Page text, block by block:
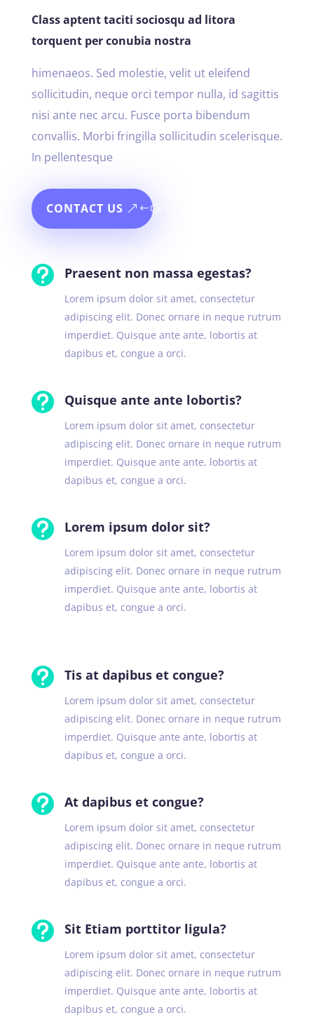
Class aptent taciti sociosqu ad litora
torquent per conubia nostra
himenaeos. Sed molestie, velit ut eleifend
sollicitudin, neque orci tempor nulla, id sagittis
nisi ante nec arcu. Fusce porta bibendum
convallis. Morbi fringilla sollicitudin scelerisque.
In pellentesque
CONTACT US
 Praesent non massa egestas?
Lorem ipsum dolor sit amet, consectetur
adipiscing elit. Donec ornare in neque rutrum
imperdiet. Quisque ante ante, lobortis at
dapibus et, congue a orci.
 Quisque ante ante lobortis?
Lorem ipsum dolor sit amet, consectetur
adipiscing elit. Donec ornare in neque rutrum
imperdiet. Quisque ante ante, lobortis at
dapibus et, congue a orci.
 Lorem ipsum dolor sit?
Lorem ipsum dolor sit amet, consectetur
adipiscing elit. Donec ornare in neque rutrum
imperdiet. Quisque ante ante, lobortis at
dapibus et, congue a orci.
 Tis at dapibus et congue?
Lorem ipsum dolor sit amet, consectetur
adipiscing elit. Donec ornare in neque rutrum
imperdiet. Quisque ante ante, lobortis at
dapibus et, congue a orci.
 At dapibus et congue?
Lorem ipsum dolor sit amet, consectetur
adipiscing elit. Donec ornare in neque rutrum
imperdiet. Quisque ante ante, lobortis at
dapibus et, congue a orci.
 Sit Etiam porttitor ligula?
Lorem ipsum dolor sit amet, consectetur
adipiscing elit. Donec ornare in neque rutrum
imperdiet. Quisque ante ante, lobortis at
dapibus et, congue a orci.